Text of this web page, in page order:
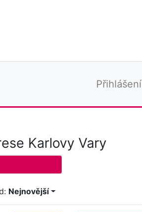
Přihlášení
Karlovy Vary
Nejnovější